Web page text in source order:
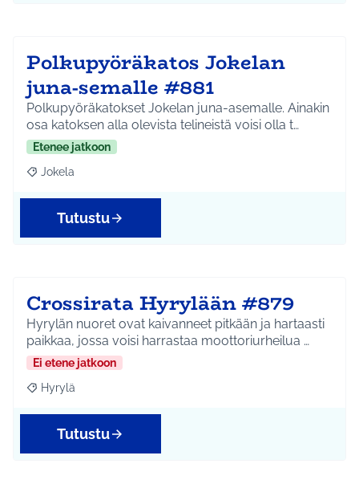
Polkupyöräkatos Jokelan
juna-semalle #881
Polkupyöräkatokset Jokelan juna-asemalle. Ainakin
osa katoksen alla olevista telineistä voisi olla t…
Etenee jatkoon
Rajaa tulokset aihepiirin mukaan: Jokela
Jokela
Tutustu
Crossirata Hyrylään #879
Hyrylän nuoret ovat kaivanneet pitkään ja hartaasti
paikkaa, jossa voisi harrastaa moottoriurheilua …
Ei etene jatkoon
Rajaa tulokset aihepiirin mukaan: Hyrylä
Hyrylä
Tutustu